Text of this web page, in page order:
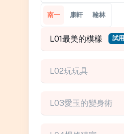
南一 康軒 翰林
L01最美的模樣 試用
L02玩玩具
L03愛玉的變身術